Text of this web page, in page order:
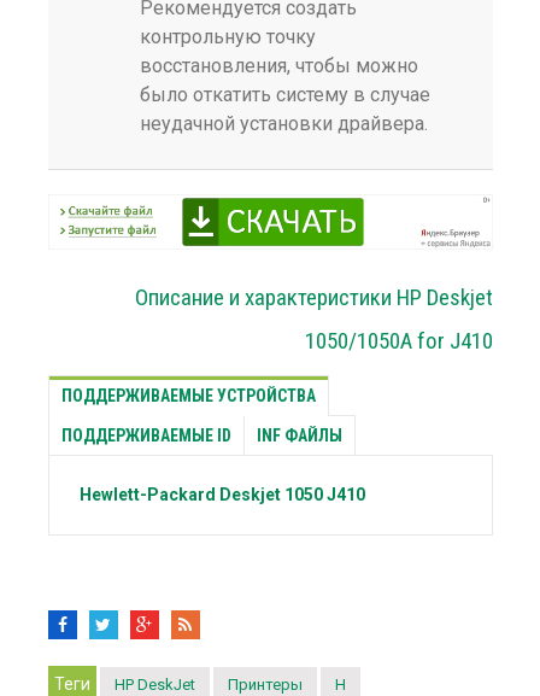
Рекомендуется создать
контрольную точку
восстановления, чтобы можно
было откатить систему в случае
неудачной установки драйвера.
Описание и характеристики HP Deskjet
1050/1050A for J410
ПОДДЕРЖИВАЕМЫЕ УСТРОЙСТВА
ПОДДЕРЖИВАЕМЫЕ ID INF ФАЙЛЫ
Hewlett-Packard Deskjet 1050 J410
Теги HP DeskJet Принтеры H